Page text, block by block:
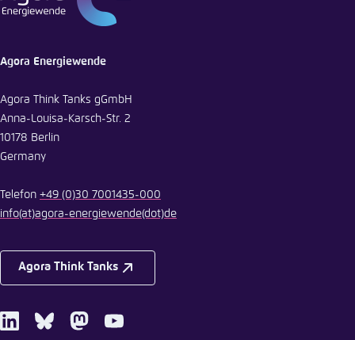
Agora Energiewende
Agora Think Tanks gGmbH
Anna-Louisa-Karsch-Str. 2
10178 Berlin
Germany
Telefon +49 (0)30 7001435-000
info(at)agora-energiewende(dot)de
Agora Think Tanks
LinkedInBlueskyMastodonYoutube